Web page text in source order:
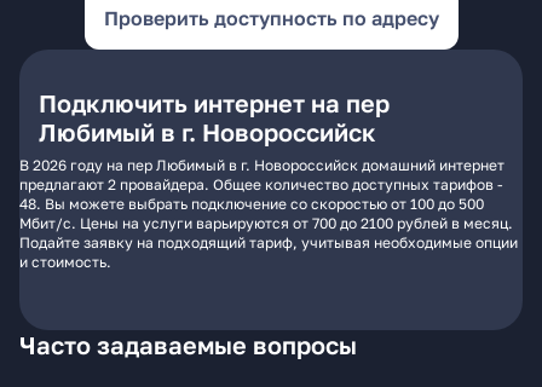
Проверить доступность по адресу
Подключить интернет на пер
Любимый в г. Новороссийск
В 2026 году на пер Любимый в г. Новороссийск домашний интернет
предлагают 2 провайдера. Общее количество доступных тарифов -
48. Вы можете выбрать подключение со скоростью от 100 до 500
Мбит/с. Цены на услуги варьируются от 700 до 2100 рублей в месяц.
Подайте заявку на подходящий тариф, учитывая необходимые опции
и стоимость.
Часто задаваемые вопросы